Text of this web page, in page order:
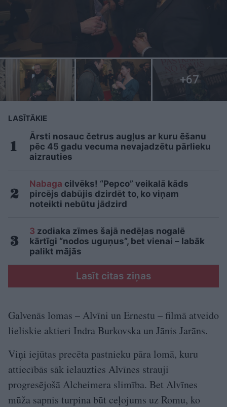
LASĪTĀKIE
Ārsti nosauc četrus augļus ar kuru ēšanu
pēc 45 gadu vecuma nevajadzētu pārlieku
aizrauties
Nabaga cilvēks! “Pepco” veikalā kāds
pircējs dabūjis dzirdēt to, ko viņam
noteikti nebūtu jādzird
3 zodiaka zīmes šajā nedēļas nogalē
kārtīgi “nodos uguņus”, bet vienai – labāk
palikt mājās
Lasīt citas ziņas
Galvenās lomas – Alvīni un Ernestu – filmā atveido
lieliskie aktieri Indra Burkovska un Jānis Jarāns.
Viņi iejūtas precēta pastnieku pāra lomā, kuru
attiecībās sāk ielauzties Alvīnes strauji
progresējošā Alcheimera slimība. Bet Alvīnes
mūža sapnis turpina būt ceļojums uz Romu, ko